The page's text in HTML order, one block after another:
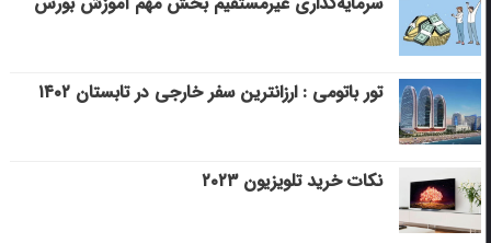
تور باتومی : ارزانترین سفر خارجی در تابستان ۱۴۰۲
نکات خرید تلویزیون ۲۰۲۳